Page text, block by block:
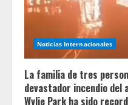
Noticias Internacionales
La familia de tres
devastador incendio del
Wylie Park ha sido